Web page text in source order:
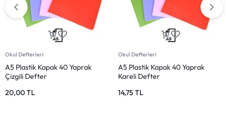
Okul Defterleri
A5 Plastik Kapak 60 Yaprak
Kareli Defter
19,50TL
Defterler
8 Adet 72YP Spiralli Kaliteli
Defter Seti – Kareli ve Çizgili
325,00TL